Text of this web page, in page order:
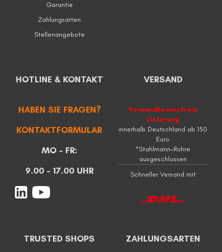
Garantie
Zahlungsarten
Stellenangebote
HOTLINE & KONTAKT
HABEN SIE FRAGEN?
KONTAKTFORMULAR
MO - FR:
9.00 - 17.00 UHR
VERSAND
Versandkostenfreie
Lieferung
innerhalb Deutschland ab 150
Euro
*Stahlmann-Rohre
ausgeschlossen
Schneller Versand mit
TRUSTED SHOPS ZAHLUNGSARTEN